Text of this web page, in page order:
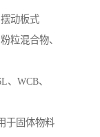
动板式
粒混合物、
、WCB、
于固体物料